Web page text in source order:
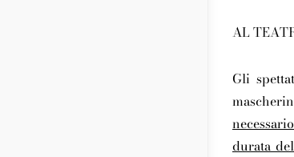
AL
Gli
durata